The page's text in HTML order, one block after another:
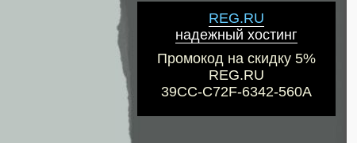
REG.RU
надежный хостинг
Промокод на скидку 5%
REG.RU
39CC-C72F-6342-560A